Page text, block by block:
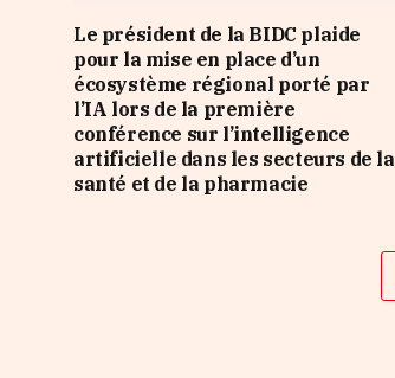
Le président de la BIDC plaide
pour la mise en place d’un
écosystème régional porté par
l’IA lors de la première
conférence sur l’intelligence
artificielle dans les secteurs de la
santé et de la pharmacie